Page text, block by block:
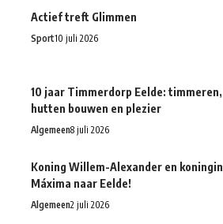
Actief treft Glimmen
Sport10 juli 2026
10 jaar Timmerdorp Eelde: timmeren,
hutten bouwen en plezier
Algemeen8 juli 2026
Koning Willem-Alexander en koningin
Máxima naar Eelde!
Algemeen2 juli 2026